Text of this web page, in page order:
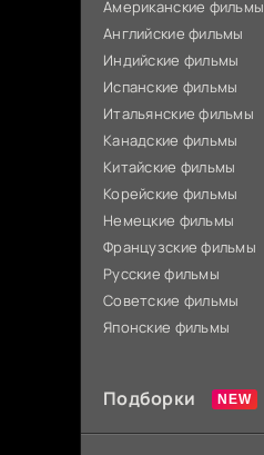
Американские фильмы
Английские фильмы
Индийские фильмы
Испанские фильмы
Итальянские фильмы
Канадские фильмы
Китайские фильмы
Корейские фильмы
Немецкие фильмы
Французские фильмы
Русские фильмы
Советские фильмы
Японские фильмы
Подборки